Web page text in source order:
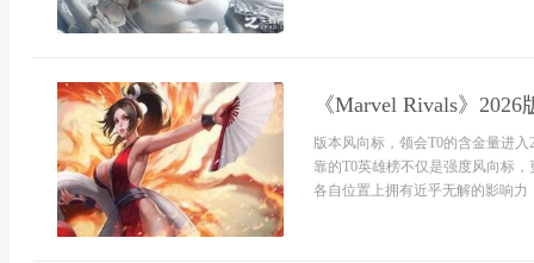
《Marvel Rivals》
版本风向标，领会T0的含金量进
靠的T0英雄榜不仅是强度风向标
各自位置上拥有近乎无解的影响